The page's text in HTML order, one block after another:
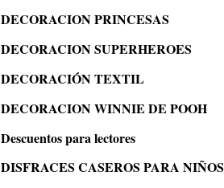
DECORACION PRINCESAS
DECORACION SUPERHEROES
DECORACIÓN TEXTIL
DECORACION WINNIE DE POOH
Descuentos para lectores
DISFRACES CASEROS PARA NIÑOS